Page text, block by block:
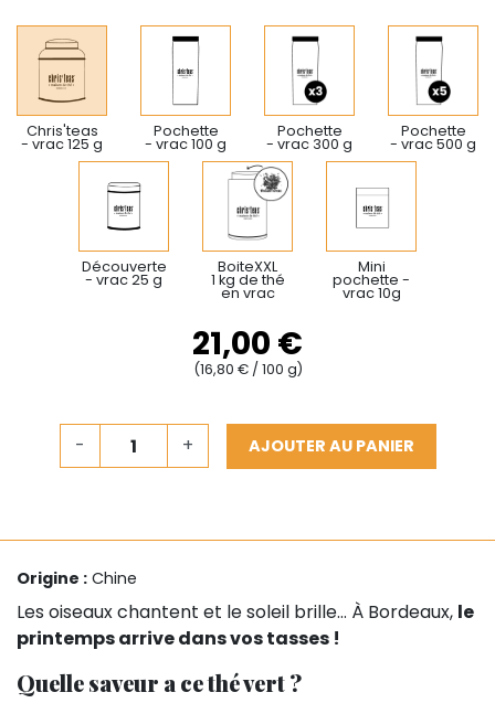
Chris'teas
- vrac 125 g
Pochette
- vrac 100 g
Pochette
- vrac 300 g
Pochette
- vrac 500 g
Découverte
- vrac 25 g
BoiteXXL
1 kg de thé
en vrac
Mini
pochette -
vrac 10g
21,00 €
(16,80 € / 100 g)
- + AJOUTER AU PANIER
Origine : Chine
Les oiseaux chantent et le soleil brille… À Bordeaux, le
printemps arrive dans vos tasses !
Quelle saveur a ce thé vert ?